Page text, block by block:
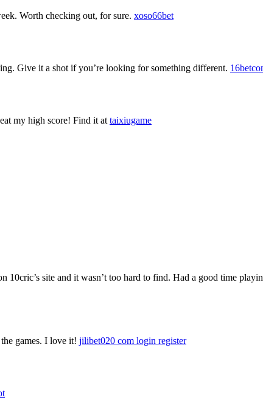
Worth checking out, for sure. xoso66bet
Give it a shot if you’re looking for something different.
my high score! Find it at taixiugame
site and it wasn’t too hard to find. Had a good time
games. I love it! jilibet020 com login register